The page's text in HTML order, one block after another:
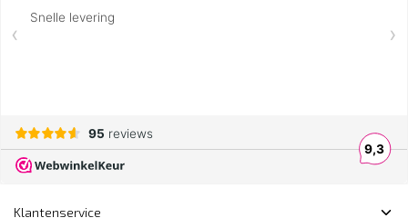
Klantenservice